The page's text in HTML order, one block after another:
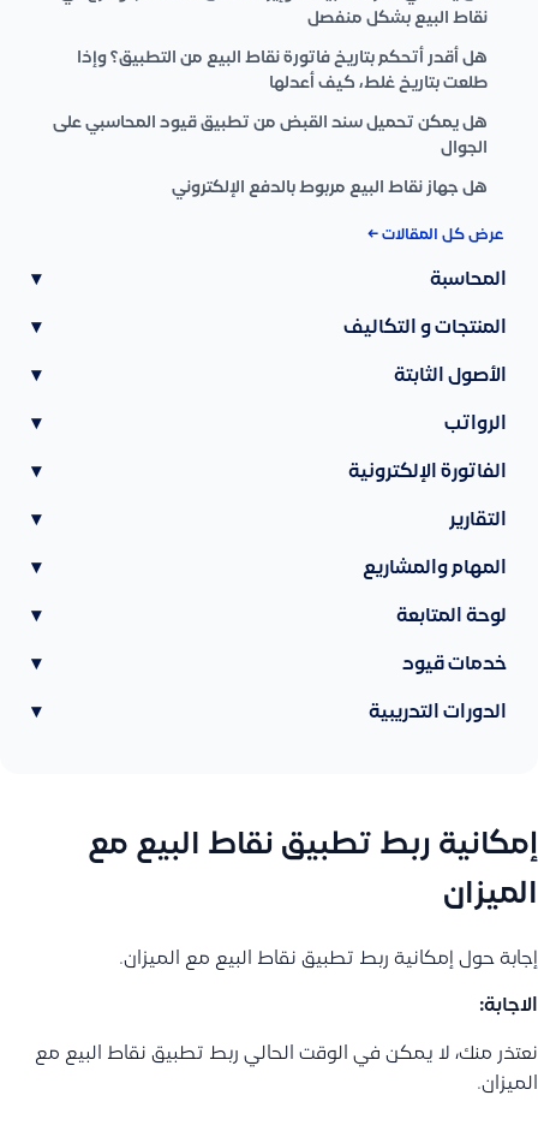
نقاط البيع بشكل منفصل
هل أقدر أتحكم بتاريخ فاتورة نقاط البيع من التطبيق؟ وإذا
طلعت بتاريخ غلط، كيف أعدلها
هل يمكن تحميل سند القبض من تطبيق قيود المحاسبي على
الجوال
هل جهاز نقاط البيع مربوط بالدفع الإلكتروني
عرض كل المقالات ←
المحاسبة ▾
المنتجات و التكاليف ▾
الأصول الثابتة ▾
الرواتب ▾
الفاتورة الإلكترونية ▾
التقارير ▾
المهام والمشاريع ▾
لوحة المتابعة ▾
خدمات قيود ▾
الدورات التدريبية ▾
إمكانية ربط تطبيق نقاط البيع مع
الميزان
إجابة حول إمكانية ربط تطبيق نقاط البيع مع الميزان.
الاجابة:
نعتذر منك، لا يمكن في الوقت الحالي ربط تطبيق نقاط البيع مع
الميزان.